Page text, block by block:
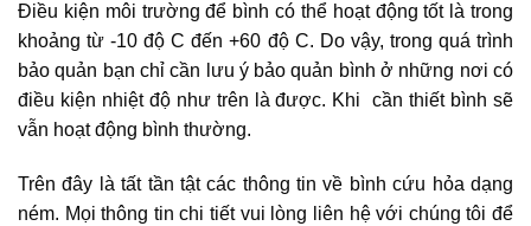
Điều kiện môi trường để bình có thể hoạt động tốt là trong
khoảng từ -10 độ C đến +60 độ C. Do vậy, trong quá trình
bảo quản bạn chỉ cần lưu ý bảo quản bình ở những nơi có
điều kiện nhiệt độ như trên là được. Khi cần thiết bình sẽ
vẫn hoạt động bình thường.
Trên đây là tất tần tật các thông tin về bình cứu hỏa dạng
ném. Mọi thông tin chi tiết vui lòng liên hệ với chúng tôi để